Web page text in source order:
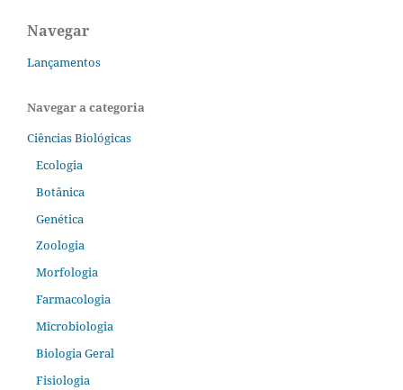
Navegar
Lançamentos
Navegar a categoria
Ciências Biológicas
Ecologia
Botânica
Genética
Zoologia
Morfologia
Farmacologia
Microbiologia
Biologia Geral
Fisiologia